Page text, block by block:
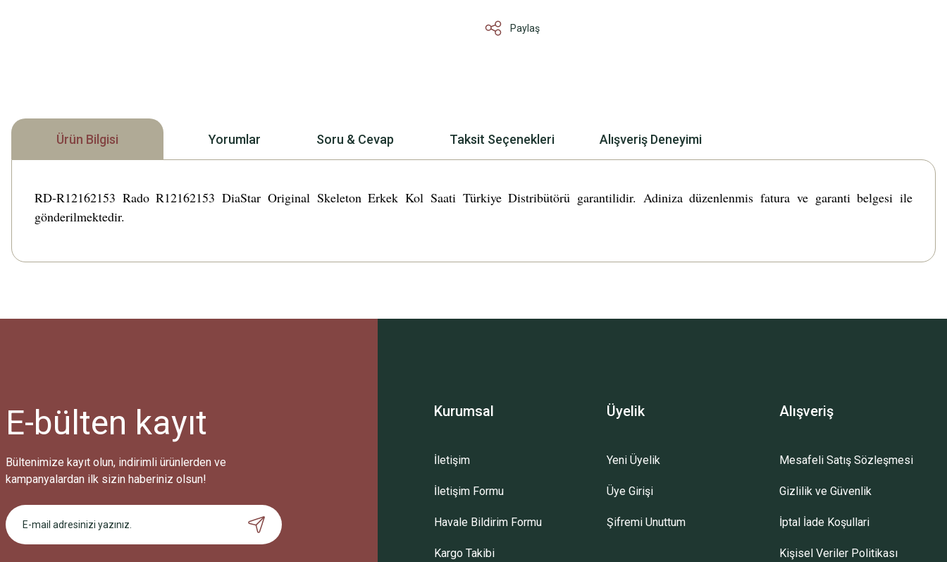
Paylaş
Ürün Bilgisi Yorumlar Soru & Cevap Taksit Seçenekleri Alışveriş Deneyimi
RD-R12162153 Rado R12162153 DiaStar Original Skeleton Erkek Kol Saati Türkiye Distribütörü garantilidir. Adiniza düzenlenmis fatura ve garanti belgesi ile
gönderilmektedir.
Bu ürüne ilk yorumu siz yapın!
Ürün hakkında henüz soru sorulmamış.
Sitemize ilk yorumu siz yapın!
E-bülten kayıt
Bültenimize kayıt olun, indirimli ürünlerden ve
kampanyalardan ilk sizin haberiniz olsun!
Kurumsal
İletişim
İletişim Formu
Havale Bildirim Formu
Kargo Takibi
Üyelik
Yeni Üyelik
Üye Girişi
Şifremi Unuttum
Alışveriş
Mesafeli Satış Sözleşmesi
Gizlilik ve Güvenlik
İptal İade Koşullari
Kişisel Veriler Politikası